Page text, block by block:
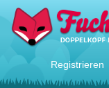
Registrieren